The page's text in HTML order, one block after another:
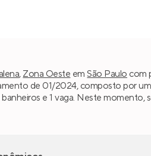
, Zona Oeste emSão Paulo com
de 01/2024, composto por
banheiros e 1 vaga. Neste momento,